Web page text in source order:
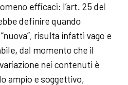
efficaci: l’art. 25 del
definire quando
risulta infatti vago e
dal momento che il
nei contenuti è
ampio e soggettivo,